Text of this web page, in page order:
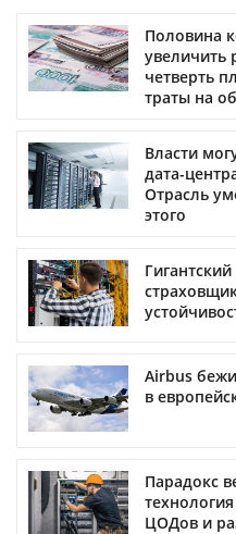
Половина
увеличить
четверть
траты на
Власти
дата-
Отрасль
этого
Airbus
в
Парадокс
ЦОДов и